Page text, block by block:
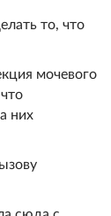
то, что
мочевого
них